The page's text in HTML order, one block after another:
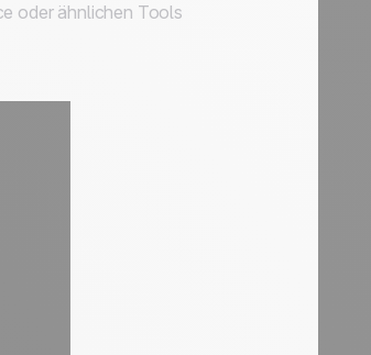
oder ähnlichen Tools